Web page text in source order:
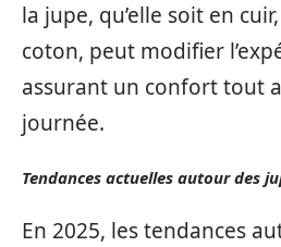
la jupe, qu’elle soit en
coton, peut modifier
assurant un confort tout
journée.
Tendances actuelles autour des
En 2025, les tendances